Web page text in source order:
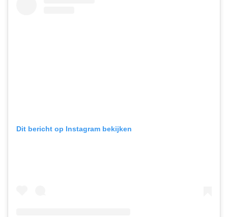
Dit bericht op Instagram bekijken